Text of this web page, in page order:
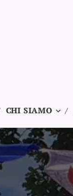
CHI SIAMO